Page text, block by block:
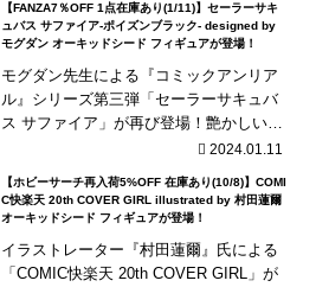
【FANZA7％OFF 1点在庫あり(1/11)】セーラーサキ
ュバス サファイア-ポイズンブラック- designed by
モグダン オーキッドシード フィギュアが登場！
モグダン先生による『コミックアンリア
ル』シリーズ第三弾「セーラーサキュバ
ス サファイア」が再び登場！艶かしい我
侭ボディに褐色の肌、金髪の髪で微笑む
2024.01.11
【ホビーサーチ再入荷5%OFF 在庫あり(10/8)】COMI
C快楽天 20th COVER GIRL illustrated by 村田蓮爾
オーキッドシード フィギュアが登場！
イラストレーター『村田蓮爾』氏による
「COMIC快楽天 20th COVER GIRL」が